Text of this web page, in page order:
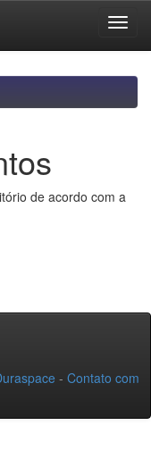
de acordo com a
- Contato com